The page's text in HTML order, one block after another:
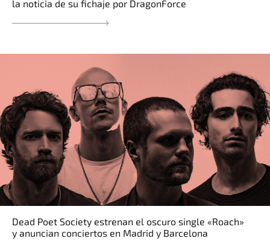
la noticia de su fichaje por DragonForce
Dead Poet Society estrenan el oscuro single «Roach»
y anuncian conciertos en Madrid y Barcelona